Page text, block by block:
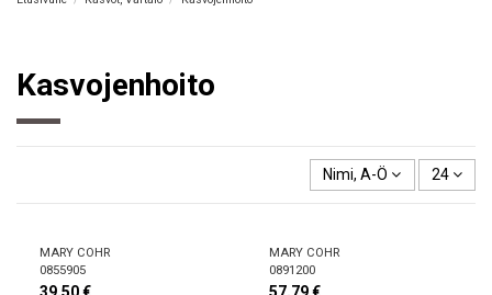
Kasvojenhoito
Nimi, A-Ö 24
MARY COHR
0855905
MARY COHR
0891200